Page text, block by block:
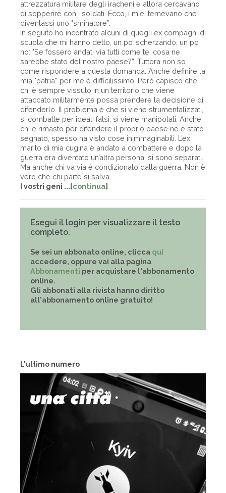
L'ultimo numero
attrezzatura militare degli iracheni e allora cercavano
di sopperire con i soldati. Ecco, i miei temevano che
diventassi uno "sminatore”.
In seguito ho incontrato alcuni di quegli ex compagni di
scuola che mi hanno detto, un po’ scherzando, un po’
no: "Se fossero andati via tutti come te, cosa ne
sarebbe stato del nostro paese?”. Tuttora non so
come rispondere a questa domanda. Anche definire la
mia "patria” per me è difficilissimo. Però capisco che
chi è sempre vissuto in un territorio che viene
attaccato militarmente possa prendere la decisione di
difenderlo. Il problema è che si viene strumentalizzati,
si combatte per ideali falsi, si viene manipolati. Anche
chi è rimasto per difendere il proprio paese ne è stato
segnato, spesso ha visto cose inimmaginabili. L’ex
marito di mia cugina è andato a combattere e dopo la
guerra era diventato un’altra persona, si sono separati.
Ma anche chi va via è condizionato dalla guerra. Non è
vero che chi parte si salva.
I vostri geni ...[continua]
Esegui il login per visualizzare il testo
completo.
Se sei un abbonato online, clicca qui
accedere, oppure vai alla pagina
Abbonamenti per acquistare l'abbonamento
online.
Gli abbonati alla rivista hanno diritto
all'abbonamento online gratuito!